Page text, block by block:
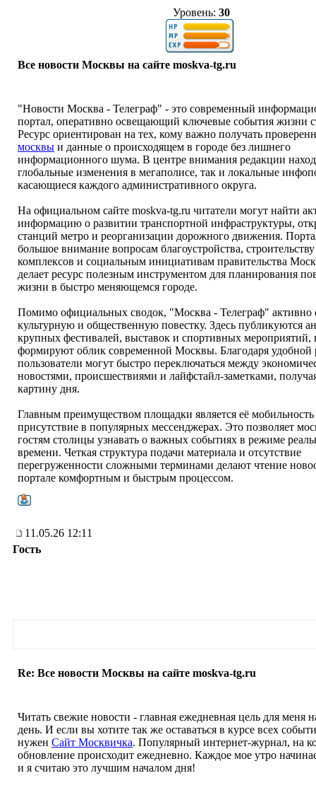
Уровень: 30
Все новости Москвы на сайте moskva-tg.ru
"Новости Москва - Телеграф" - это современный
портал, оперативно освещающий ключевые события жизни
Ресурс ориентирован на тех, кому важно получать
москвы и данные о происходящем в городе без лишнего
информационного шума. В центре внимания редакции
глобальные изменения в мегаполисе, так и локальные
касающиеся каждого административного округа.
На официальном сайте moskva-tg.ru читатели могут найти
информацию о развитии транспортной инфраструктуры,
станций метро и реорганизации дорожного движения.
большое внимание вопросам благоустройства,
комплексов и социальным инициативам правительства
делает ресурс полезным инструментом для планирования
жизни в быстро меняющемся городе.
Помимо официальных сводок, "Москва - Телеграф" активно
культурную и общественную повестку. Здесь публикуются
крупных фестивалей, выставок и спортивных мероприятий,
формируют облик современной Москвы. Благодаря удобной
пользователи могут быстро переключаться между
новостями, происшествиями и лайфстайл-заметками,
картину дня.
Главным преимуществом площадки является её
присутствие в популярных мессенджерах. Это позволяет
гостям столицы узнавать о важных событиях в режиме
времени. Четкая структура подачи материала и отсутствие
перегруженности сложными терминами делают чтение
портале комфортным и быстрым процессом.
11.05.26 12:11
Гость
Re: Все новости Москвы на сайте moskva-tg.ru
Читать свежие новости - главная ежедневная цель для меня
день. И если вы хотите так же оставаться в курсе всех
нужен Сайт Москвичка. Популярный интернет-журнал, на
обновление происходит ежедневно. Каждое мое утро
и я считаю это лучшим началом дня!